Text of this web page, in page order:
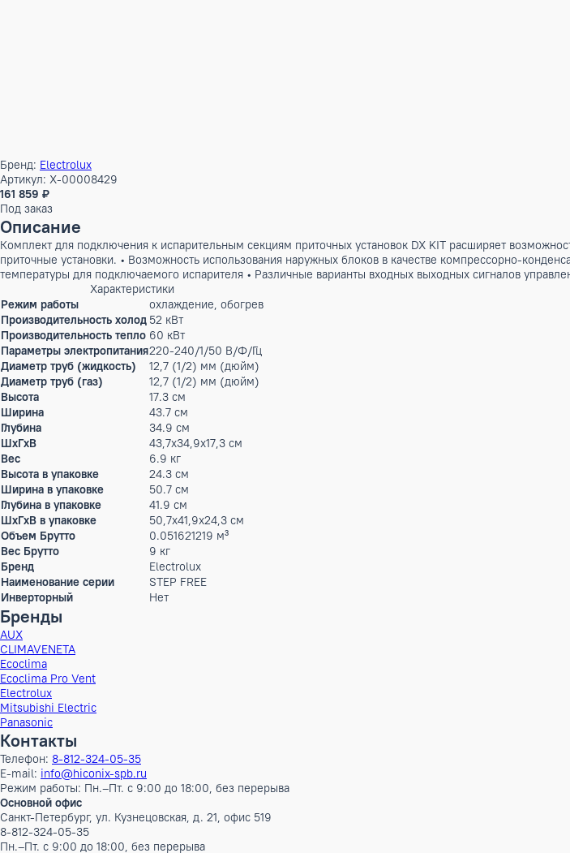
Бренд:Electrolux
Артикул: X-00008429
161 859 ₽
Под заказ
Описание
Комплект для подключения к испарительным секциям приточных установок DX KIT
приточные установки. • Возможность использования наружных блоков в качестве
температуры для подключаемого испарителя • Различные варианты входных выходных
Характеристики
Режим работы
охлаждение, обогрев
Производительность холод 52 кВт
Производительность тепло 60 кВт
Параметры электропитания220-240/1/50 В/Ф/Гц
Диаметр труб (жидкость)
12,7 (1/2) мм (дюйм)
Диаметр труб (газ)
12,7 (1/2) мм (дюйм)
Высота
17.3 см
Ширина
43.7 см
Глубина
ШxГxВ
Вес
Высота в упаковке
Ширина в упаковке
Глубина в упаковке
ШxГxВ в упаковке
Объем Брутто
Вес Брутто
Бренд
Наименование серии
STEP FREE
Инверторный
Нет
Бренды